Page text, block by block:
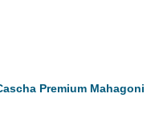
Premium Mahagoni